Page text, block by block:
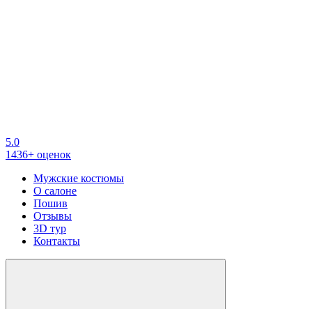
5.0
1436+ оценок
Мужские костюмы
О салоне
Пошив
Отзывы
3D тур
Контакты